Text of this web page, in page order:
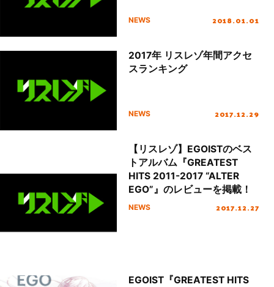
NEWS 2018.01.01
2017年 リスレゾ年間アクセ
スランキング
NEWS 2017.12.29
【リスレゾ】EGOISTのベス
トアルバム『GREATEST
HITS 2011-2017 “ALTER
EGO”』のレビューを掲載！
NEWS 2017.12.27
EGOIST『GREATEST HITS